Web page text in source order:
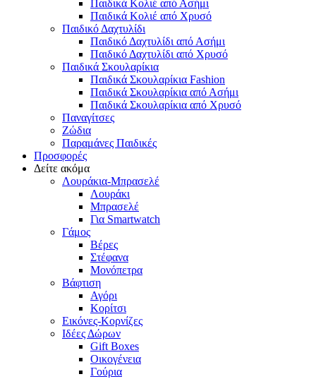
Παιδικά Κολιέ από Ασήμι
Παιδικά Κολιέ από Χρυσό
Παιδικό Δαχτυλίδι
Παιδικό Δαχτυλίδι από Ασήμι
Παιδικό Δαχτυλίδι από Χρυσό
Παιδικά Σκουλαρίκια
Παιδικά Σκουλαρίκια Fashion
Παιδικά Σκουλαρίκια από Ασήμι
Παιδικά Σκουλαρίκια από Χρυσό
Παναγίτσες
Ζώδια
Παραμάνες Παιδικές
Προσφορές
Δείτε ακόμα
Λουράκια-Μπρασελέ
Λουράκι
Μπρασελέ
Για Smartwatch
Γάμος
Βέρες
Στέφανα
Μονόπετρα
Βάφτιση
Αγόρι
Κορίτσι
Εικόνες-Κορνίζες
Ιδέες Δώρων
Gift Boxes
Οικογένεια
Γούρια